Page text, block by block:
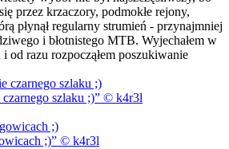
przez krzaczory, podmokłe rejony,
płynął regularny strumień - przynajmniej
i błotnistego MTB. Wyjechałem w
od razu rozpocząłem poszukiwanie
szlaku ;) © k4r3l
;) © k4r3l